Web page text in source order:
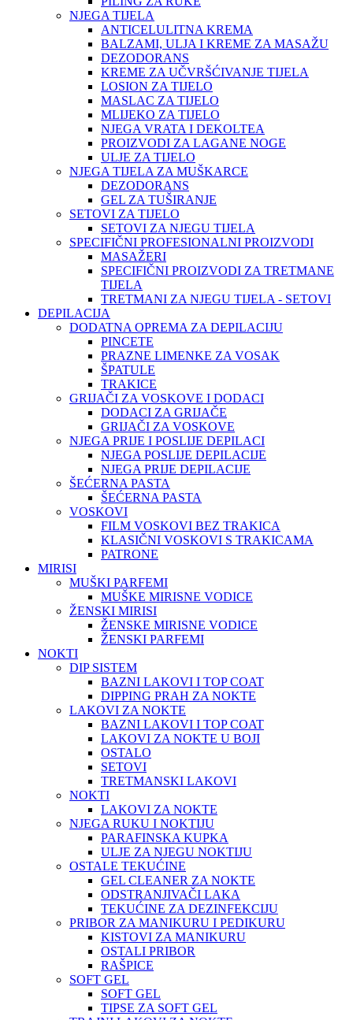
NJEGA TIJELA
ANTICELULITNA KREMA
BALZAMI, ULJA I KREME ZA MASAŽU
DEZODORANS
KREME ZA UČVRŠĆIVANJE TIJELA
LOSION ZA TIJELO
MASLAC ZA TIJELO
MLIJEKO ZA TIJELO
NJEGA VRATA I DEKOLTEA
PROIZVODI ZA LAGANE NOGE
ULJE ZA TIJELO
NJEGA TIJELA ZA MUŠKARCE
DEZODORANS
GEL ZA TUŠIRANJE
SETOVI ZA TIJELO
SETOVI ZA NJEGU TIJELA
SPECIFIČNI PROFESIONALNI PROIZVODI
MASAŽERI
SPECIFIČNI PROIZVODI ZA TRETMANE
TIJELA
TRETMANI ZA NJEGU TIJELA - SETOVI
DEPILACIJA
DODATNA OPREMA ZA DEPILACIJU
PINCETE
PRAZNE LIMENKE ZA VOSAK
ŠPATULE
TRAKICE
GRIJAČI ZA VOSKOVE I DODACI
DODACI ZA GRIJAČE
GRIJAČI ZA VOSKOVE
NJEGA PRIJE I POSLIJE DEPILACI
NJEGA POSLIJE DEPILACIJE
NJEGA PRIJE DEPILACIJE
ŠEĆERNA PASTA
ŠEĆERNA PASTA
VOSKOVI
FILM VOSKOVI BEZ TRAKICA
KLASIČNI VOSKOVI S TRAKICAMA
PATRONE
MIRISI
MUŠKI PARFEMI
MUŠKE MIRISNE VODICE
ŽENSKI MIRISI
ŽENSKE MIRISNE VODICE
ŽENSKI PARFEMI
NOKTI
DIP SISTEM
BAZNI LAKOVI I TOP COAT
DIPPING PRAH ZA NOKTE
LAKOVI ZA NOKTE
BAZNI LAKOVI I TOP COAT
LAKOVI ZA NOKTE U BOJI
OSTALO
SETOVI
TRETMANSKI LAKOVI
NOKTI
LAKOVI ZA NOKTE
NJEGA RUKU I NOKTIJU
PARAFINSKA KUPKA
ULJE ZA NJEGU NOKTIJU
OSTALE TEKUĆINE
GEL CLEANER ZA NOKTE
ODSTRANJIVAČI LAKA
TEKUĆINE ZA DEZINFEKCIJU
PRIBOR ZA MANIKURU I PEDIKURU
KISTOVI ZA MANIKURU
OSTALI PRIBOR
RAŠPICE
SOFT GEL
SOFT GEL
TIPSE ZA SOFT GEL